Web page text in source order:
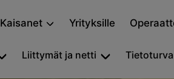
Kaisanet Yrityksille
Liittymät ja netti Tietoturva